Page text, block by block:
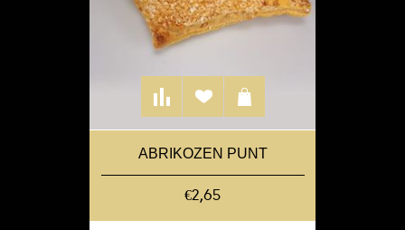
ABRIKOZEN PUNT
€2,65